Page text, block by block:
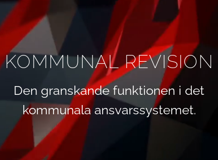
KOMMUNAL REVISION
Den granskande funktionen i det
kommunala ansvarssystemet.